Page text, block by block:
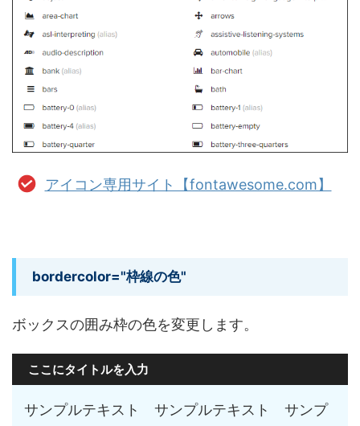
アイコン専用サイト【fontawesome.com】
bordercolor="枠線の色"
ボックスの囲み枠の色を変更します。
ここにタイトルを入力
サンプルテキスト サンプルテキスト サンプ